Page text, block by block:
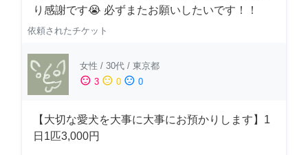
り感謝です😭 必ずまたお願いしたいです！！
依頼されたチケット
女性 / 30代 / 東京都
sentiment_satisfied 3 sentiment_neutral 0 sentiment_dissatisfied 0
【大切な愛犬を大事に大事にお預かりします】1
日1匹3,000円